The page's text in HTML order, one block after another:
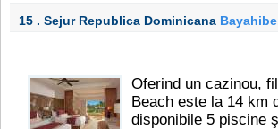
15 . Sejur Republica Dominicana Bayahibe
Oferind un cazinou,
Beach este la 14 km
disponibile 5 piscine